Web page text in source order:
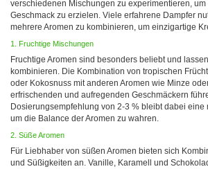
verschiedenen Mischungen zu experimentieren, um
Geschmack zu erzielen. Viele erfahrene Dampfer
mehrere Aromen zu kombinieren, um einzigartige
1. Fruchtige Mischungen
Fruchtige Aromen sind besonders beliebt und
kombinieren. Die Kombination von tropischen
oder Kokosnuss mit anderen Aromen wie Minze
erfrischenden und aufregenden Geschmäckern
Dosierungsempfehlung von 2-3 % bleibt dabei eine
um die Balance der Aromen zu wahren.
2. Süße Aromen
Für Liebhaber von süßen Aromen bieten sich
und Süßigkeiten an. Vanille, Karamell und